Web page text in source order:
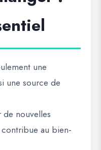
une
une source de
nouvelles
au bien-